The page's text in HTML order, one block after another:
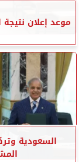
موعد إعلان نتيجة
السعودية